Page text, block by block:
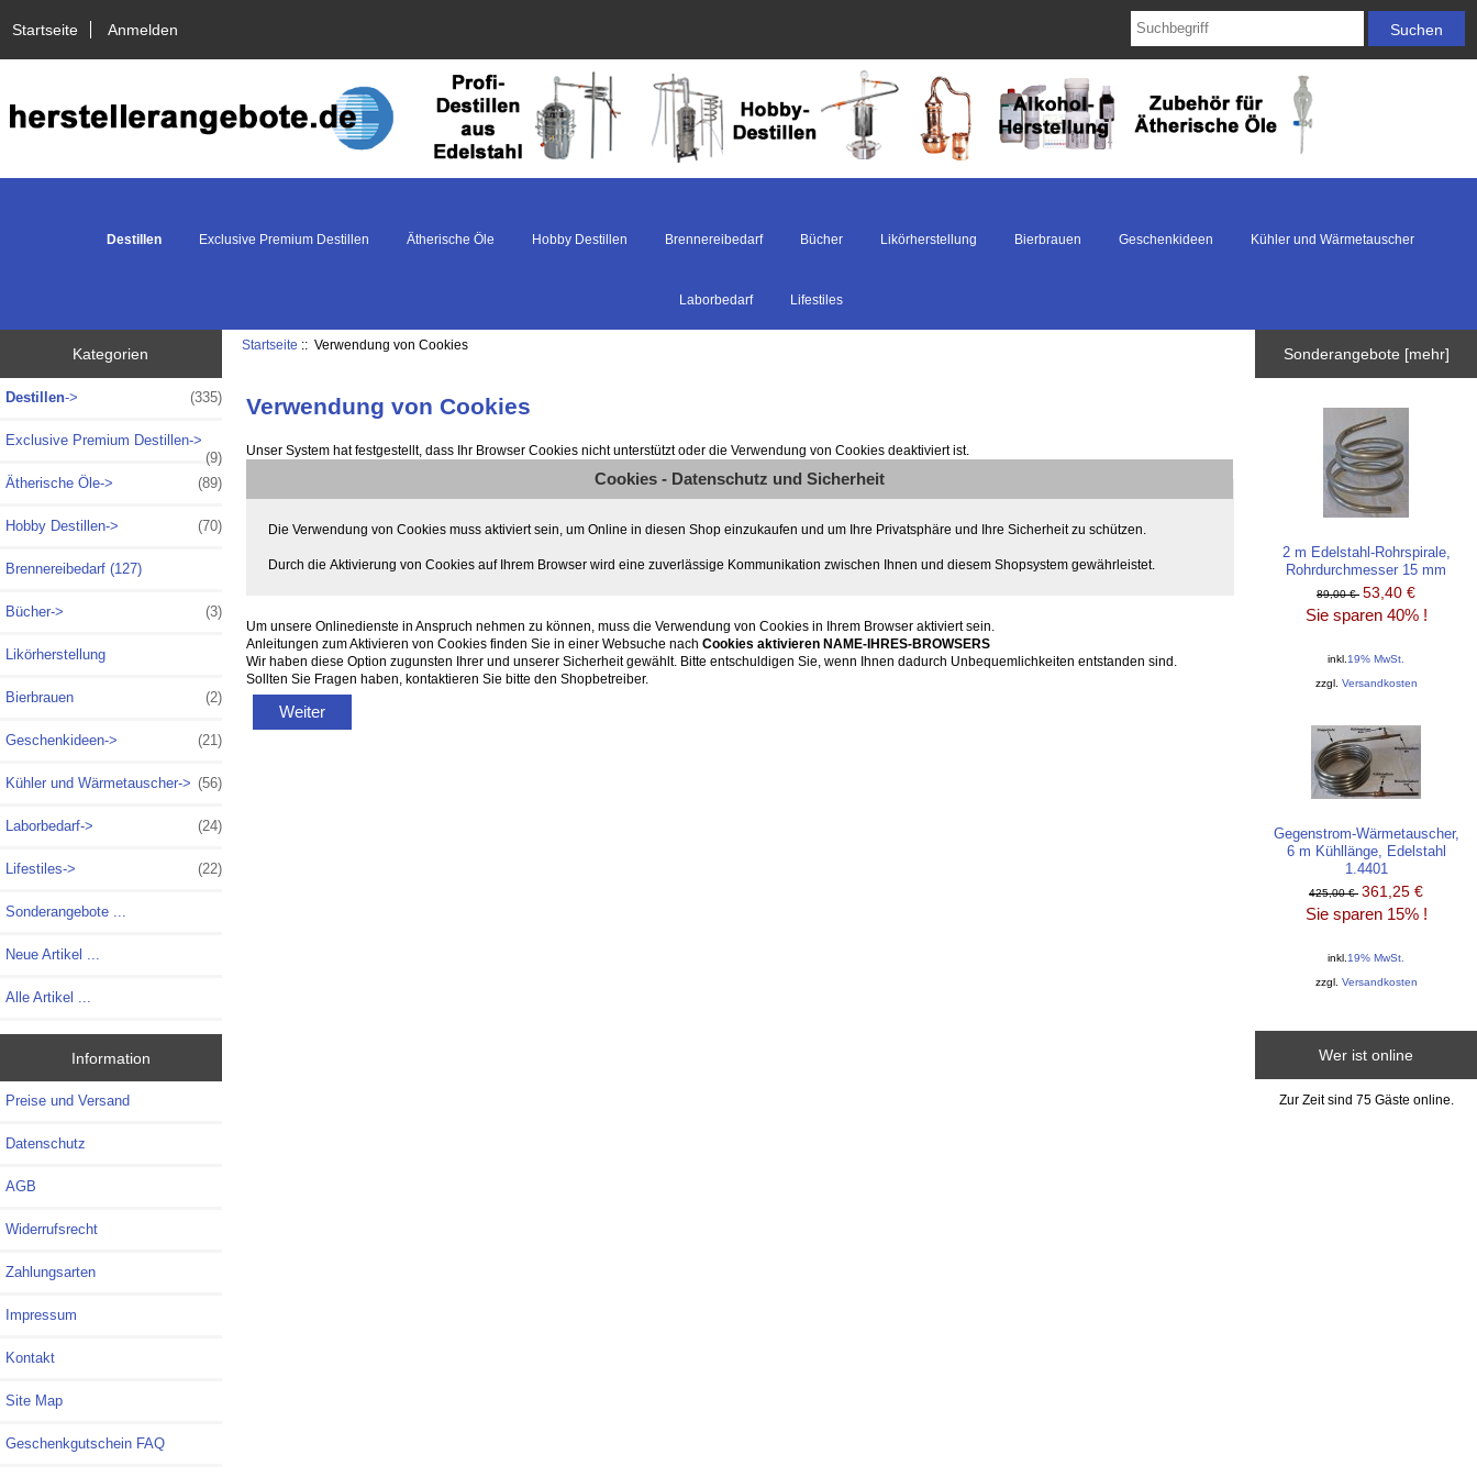
Startseite Anmelden
Destillen Exclusive Premium Destillen Ätherische Öle Hobby Destillen Brennereibedarf Bücher Likörherstellung Bierbrauen Geschenkideen Kühler und Wärmetauscher
Laborbedarf Lifestiles
Kategorien
Destillen-> (335)
Exclusive Premium Destillen->
(9)
Ätherische Öle->
(89)
Hobby Destillen-> (70)
Brennereibedarf (127)
Bücher-> (3)
Likörherstellung
Bierbrauen (2)
Geschenkideen-> (21)
Kühler und Wärmetauscher-> (56)
Laborbedarf-> (24)
Lifestiles-> (22)
Sonderangebote ...
Neue Artikel ...
Alle Artikel ...
Information
Preise und Versand
Datenschutz
AGB
Widerrufsrecht
Zahlungsarten
Impressum
Kontakt
Site Map
Geschenkgutschein FAQ
Startseite :: Verwendung von Cookies
Verwendung von Cookies
Unser System hat festgestellt, dass Ihr Browser Cookies nicht unterstützt oder die Verwendung von Cookies deaktiviert ist.
Cookies - Datenschutz und Sicherheit
Die Verwendung von Cookies muss aktiviert sein, um Online in diesen Shop einzukaufen und um Ihre Privatsphäre und Ihre Sicherheit zu schützen.
Durch die Aktivierung von Cookies auf Ihrem Browser wird eine zuverlässige Kommunikation zwischen Ihnen und diesem Shopsystem gewährleistet.
Um unsere Onlinedienste in Anspruch nehmen zu können, muss die Verwendung von Cookies in Ihrem Browser aktiviert sein.
Anleitungen zum Aktivieren von Cookies finden Sie in einer Websuche nach Cookies aktivieren NAME-IHRES-BROWSERS
Wir haben diese Option zugunsten Ihrer und unserer Sicherheit gewählt. Bitte entschuldigen Sie, wenn Ihnen dadurch Unbequemlichkeiten entstanden sind.
Sollten Sie Fragen haben, kontaktieren Sie bitte den Shopbetreiber.
Weiter
Sonderangebote [mehr]
2 m Edelstahl-Rohrspirale,
Rohrdurchmesser 15 mm
89,00 € 53,40 €
Sie sparen 40% !
inkl. 19% MwSt.
zzgl. Versandkosten
Gegenstrom-Wärmetauscher,
6 m Kühllänge, Edelstahl
1.4401
425,00 € 361,25 €
Sie sparen 15% !
inkl. 19% MwSt.
zzgl. Versandkosten
Wer ist online
Zur Zeit sind 75 Gäste online.